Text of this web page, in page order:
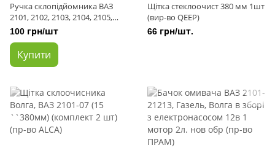
Ручка склопідйомника ВАЗ
2101, 2102, 2103, 2104, 2105,
2106, 2107, 2121, Газель
старого зразка металева
100 грн/шт
Купити
Щітка стеклоочист 380 мм 1шт
(вир-во QEEP)
66 грн/шт.